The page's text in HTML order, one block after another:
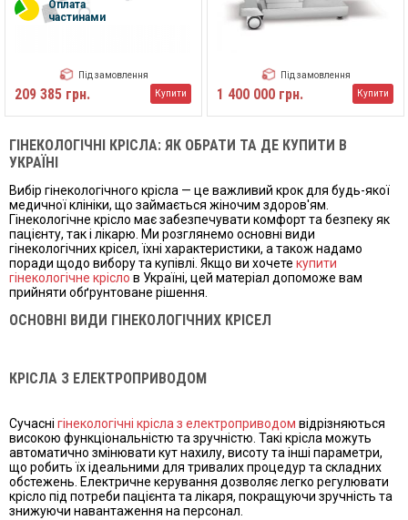
Оплата
частинами
Під замовлення
209 385 грн. Купити
Під замовлення
1 400 000 грн. Купити
ГІНЕКОЛОГІЧНІ КРІСЛА: ЯК ОБРАТИ ТА ДЕ КУПИТИ В
УКРАЇНІ
Вибір гінекологічного крісла — це важливий крок для будь-якої
медичної клініки, що займається жіночим здоров'ям.
Гінекологічне крісло має забезпечувати комфорт та безпеку як
пацієнту, так і лікарю. Ми розглянемо основні види
гінекологічних крісел, їхні характеристики, а також надамо
поради щодо вибору та купівлі. Якщо ви хочете купити
гінекологічне крісло в Україні, цей матеріал допоможе вам
прийняти обґрунтоване рішення.
ОСНОВНІ ВИДИ ГІНЕКОЛОГІЧНИХ КРІСЕЛ
КРІСЛА З ЕЛЕКТРОПРИВОДОМ
Сучасні гінекологічні крісла з електроприводом відрізняються
високою функціональністю та зручністю. Такі крісла можуть
автоматично змінювати кут нахилу, висоту та інші параметри,
що робить їх ідеальними для тривалих процедур та складних
обстежень. Електричне керування дозволяє легко регулювати
крісло під потреби пацієнта та лікаря, покращуючи зручність та
знижуючи навантаження на персонал.